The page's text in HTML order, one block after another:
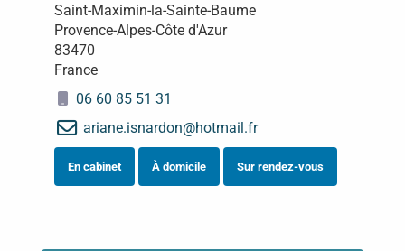
Saint-Maximin-la-Sainte-Baume
Provence-Alpes-Côte d'Azur
83470
France
06 60 85 51 31
ariane.isnardon@hotmail.fr
En cabinet À domicile Sur rendez-vous